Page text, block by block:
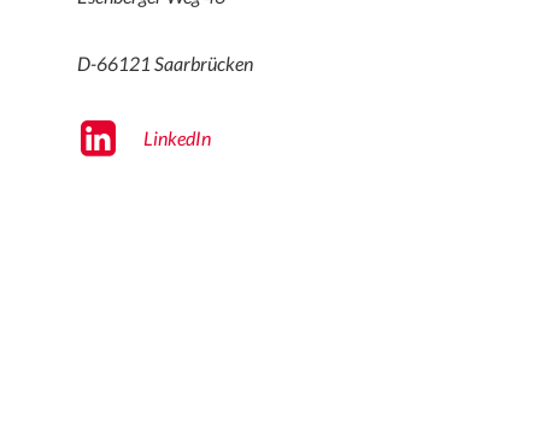
D-66121 Saarbrücken
LinkedIn